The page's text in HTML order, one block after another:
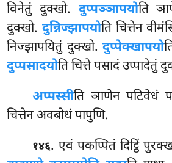
विनेतुं दुक्खो. दुप्पञ्ञापयोति
दुक्खो. दुन्निज्झापयोति चित्तेन
निज्झापयितुं दुक्खो. दुप्पेक्खापयो
दुप्पसादयोति चित्ते पसादं उप्पादेतुं
अप्पस्सीति ञाणेन पटिवेधं
चित्तेन अवबोधं पापुणि.
१४६. एवं पकप्पितं दिट्ठिं